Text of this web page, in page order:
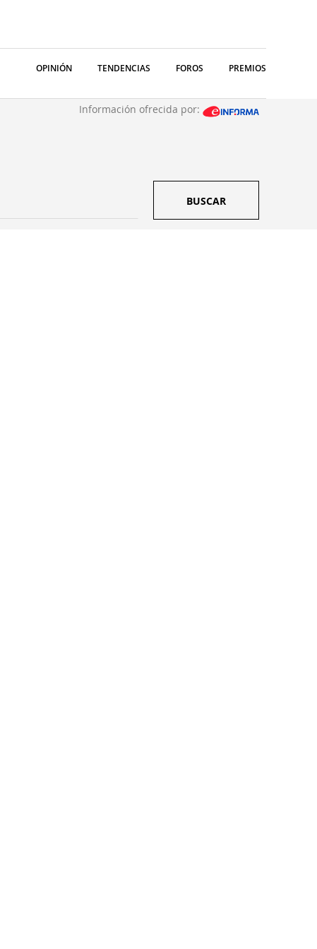
OPINIÓN TENDENCIAS FOROS PREMIOS
Información ofrecida por:
BUSCAR